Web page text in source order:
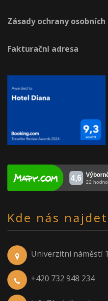
Zásady ochrany
Fakturační adresa
Kde nás
Univerzitní náměstí
+420 732 948 234